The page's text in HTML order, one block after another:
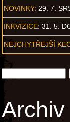
NOVINKY: 29. 7.
INKVIZICE: 31. 5.
NEJCHYTŘEJŠÍ
Archiv